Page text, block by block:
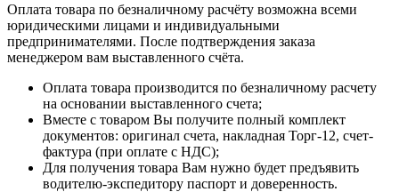
Оплата товара по безналичному расчёту возможна всеми
юридическими лицами и индивидуальными
предпринимателями. После подтверждения заказа
менеджером вам выставленного счёта.
Оплата товара производится по безналичному расчету
на основании выставленного счета;
Вместе с товаром Вы получите полный комплект
документов: оригинал счета, накладная Торг-12, счет-
фактура (при оплате с НДС);
Для получения товара Вам нужно будет предъявить
водителю-экспедитору паспорт и доверенность.